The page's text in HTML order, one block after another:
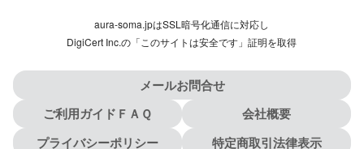
aura-soma.jpはSSL暗号化通信に対応し
DigiCert Inc.の「このサイトは安全です」証明を取得
メールお問合せ
ご利用ガイドＦＡＱ
会社概要
プライバシーポリシー
特定商取引法律表示